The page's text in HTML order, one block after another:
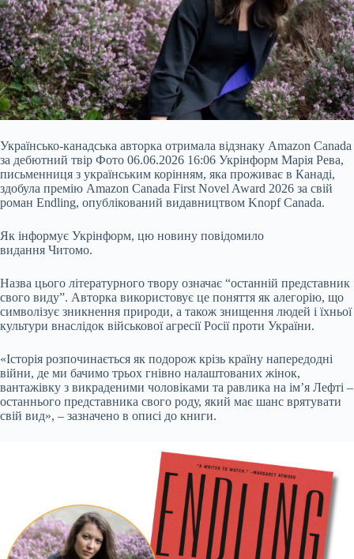
Українсько-канадська авторка отримала відзнаку Amazon Canada
за дебютний твір Фото 06.06.2026 16:06 Укрінформ Марія Рева,
письменниця з українським корінням, яка проживає в Канаді,
здобула премію Amazon Canada First Novel Award 2026 за свій
роман Endling, опублікований видавництвом Knopf Canada.
Як інформує Укрінформ, цю новину повідомило
видання Читомо.
Назва цього літературного твору означає “останній представник
свого виду”. Авторка використовує це поняття як алегорію, що
символізує зникнення природи, а також знищення людей і їхньої
культури внаслідок військової агресії Росії проти України.
«Історія розпочинається як подорож крізь країну напередодні
війни, де ми бачимо трьох гнівно налаштованих жінок,
вантажівку з викраденими чоловіками та равлика на ім’я Лефті –
останнього представника свого роду, який має шанс врятувати
свій вид», – зазначено в описі до книги.